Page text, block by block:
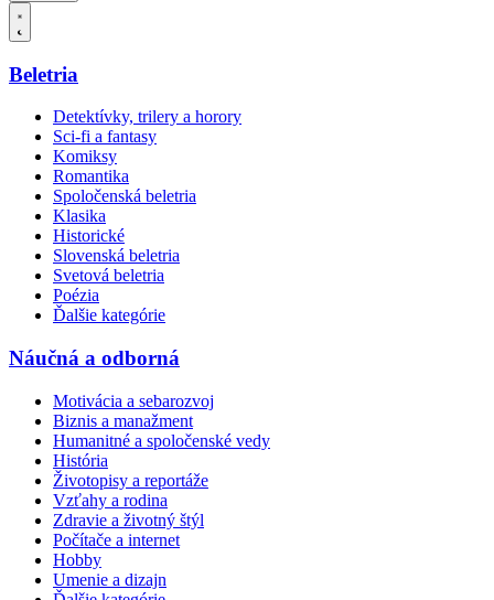
Beletria
Detektívky, trilery a horory
Sci-fi a fantasy
Komiksy
Romantika
Spoločenská beletria
Klasika
Historické
Slovenská beletria
Svetová beletria
Poézia
Ďalšie kategórie
Náučná a odborná
Motivácia a sebarozvoj
Biznis a manažment
Humanitné a spoločenské vedy
História
Životopisy a reportáže
Vzťahy a rodina
Zdravie a životný štýl
Počítače a internet
Hobby
Umenie a dizajn